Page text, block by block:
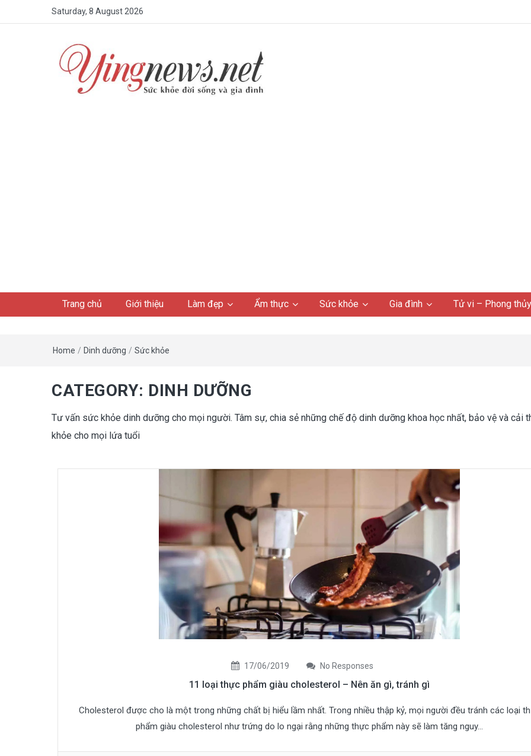
Saturday, 8 August 2026
Trang chủ Giới thiệu Làm đẹp Ẩm thực Sức khỏe Gia đình Tử vi – Phong thủy
Home / Dinh dưỡng / Sức khỏe
CATEGORY: DINH DƯỠNG
Tư vấn sức khỏe dinh dưỡng cho mọi người. Tâm sự, chia sẻ những chế độ dinh dưỡng khoa học nhất, bảo vệ và cải
khỏe cho mọi lứa tuổi
17/06/2019 No Responses
11 loại thực phẩm giàu cholesterol – Nên ăn gì, tránh gì
Cholesterol được cho là một trong những chất bị hiểu lầm nhất. Trong nhiều thập kỷ, mọi người đều tránh các loại
phẩm giàu cholesterol như trứng do lo ngại rằng những thực phẩm này sẽ làm tăng nguy...